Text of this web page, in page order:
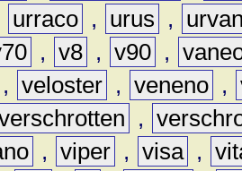
urraco , urus ,
, v8 , v90 ,
, veloster , veneno ,
,
, viper , visa ,